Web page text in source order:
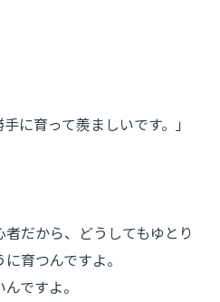
に育って羨ましいです。」
者だから、どうしてもゆとり
育つんですよ。
ですよ。